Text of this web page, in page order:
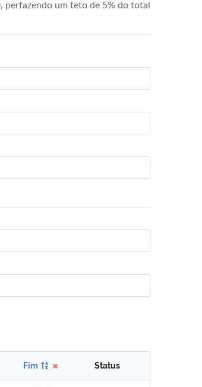
perfazendo um teto de 5% do total
Fim Status